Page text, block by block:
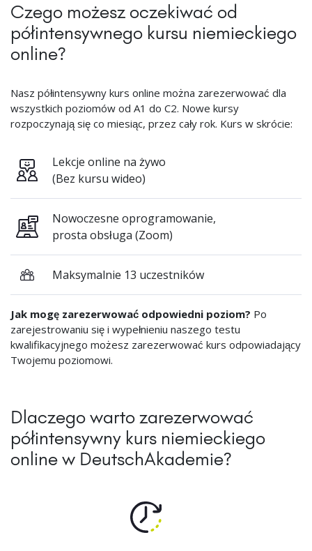
Czego możesz oczekiwać od
półintensywnego kursu niemieckiego
online?
Nasz półintensywny kurs online można zarezerwować dla
wszystkich poziomów od A1 do C2. Nowe kursy
rozpoczynają się co miesiąc, przez cały rok. Kurs w skrócie:
Lekcje online na żywo
(Bez kursu wideo)
Nowoczesne oprogramowanie,
prosta obsługa (Zoom)
Maksymalnie 13 uczestników
Jak mogę zarezerwować odpowiedni poziom? Po
zarejestrowaniu się i wypełnieniu naszego testu
kwalifikacyjnego możesz zarezerwować kurs odpowiadający
Twojemu poziomowi.
Dlaczego warto zarezerwować
półintensywny kurs niemieckiego
online w DeutschAkademie?